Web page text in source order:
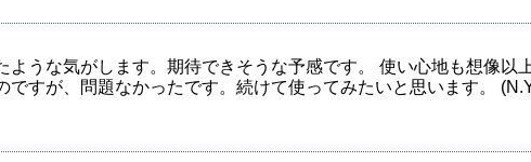
ような気がします。期待できそうな予感です。 使い心地も想像
ですが、問題なかったです。続けて使ってみたいと思います。